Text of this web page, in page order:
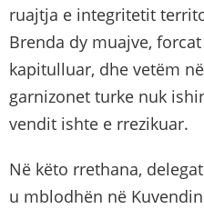
ruajtja e integritetit
Brenda dy muajve,
kapitulluar, dhe vetëm
garnizonet turke nuk
vendit ishte e rrezikuar.
Në këto rrethana,
u mblodhën në